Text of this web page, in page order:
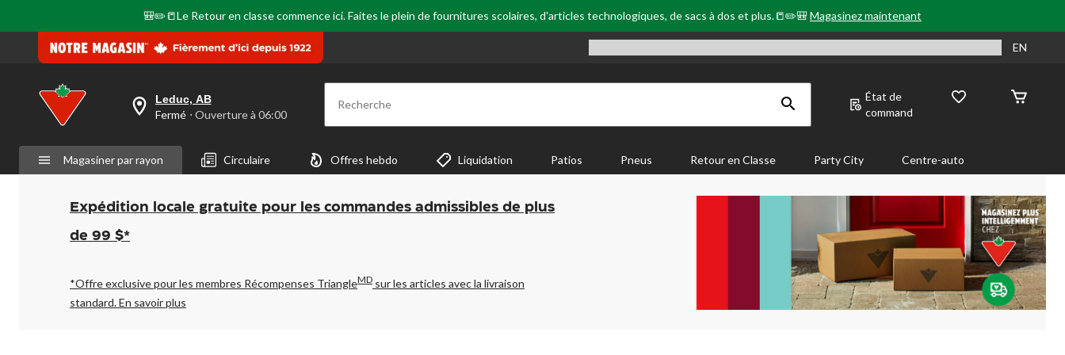
🎒✏️📒Le Retour en classe commence ici. Faites le plein de fournitures scolaires, d'articles technologiques, de sacs à dos et plus.📒✏️🎒Magasinez maintenant
EN
votre
est
Leduc,
AB,
Fermé,
Ouverture
à
pour
changer
Leduc, AB
Fermé ⋅ Ouverture à 06:00 Recherche
État de
command
Magasiner par rayon Circulaire Offres hebdo Liquidation Patios Pneus Retour en Classe Party City Centre-auto
Expédition locale gratuite pour les commandes admissibles de plus
de 99 $*
*Offre exclusive pour les membres Récompenses TriangleMD sur les articles avec la livraison
standard.En savoir plus